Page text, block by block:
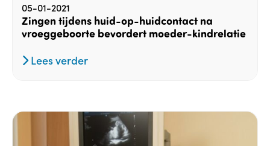
05-01-2021
Zingen tijdens huid-op-huidcontact na
vroeggeboorte bevordert moeder-kindrelatie
Lees verder